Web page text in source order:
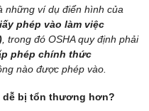
những ví dụ điển hình của
phép vào làm việc
, trong đó OSHA quy định phải
phép chính thức
nào được phép vào.
bị tổn thương hơn?